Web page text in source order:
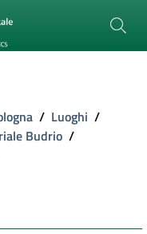
/ Luoghi /
Budrio /